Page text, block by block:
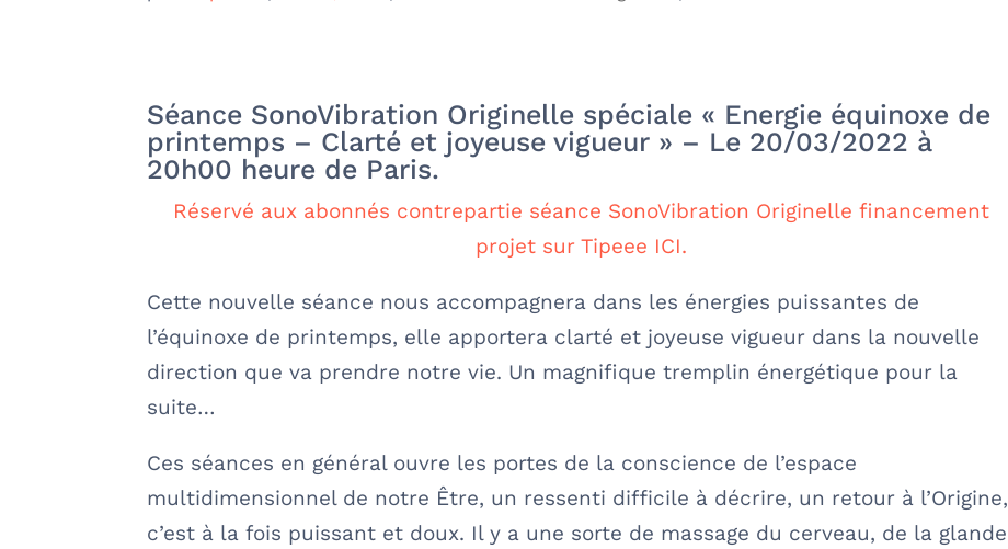
Séance SonoVibration Originelle spéciale « Energie équinoxe de
printemps – Clarté et joyeuse vigueur » – Le 20/03/2022 à
20h00 heure de Paris.
Réservé aux abonnés contrepartie séance SonoVibration Originelle financement
projet sur Tipeee ICI.
Cette nouvelle séance nous accompagnera dans les énergies puissantes de
l’équinoxe de printemps, elle apportera clarté et joyeuse vigueur dans la nouvelle
direction que va prendre notre vie. Un magnifique tremplin énergétique pour la
suite…
Ces séances en général ouvre les portes de la conscience de l’espace
multidimensionnel de notre Être, un ressenti difficile à décrire, un retour à l’Origine,
c’est à la fois puissant et doux. Il y a une sorte de massage du cerveau, de la glande